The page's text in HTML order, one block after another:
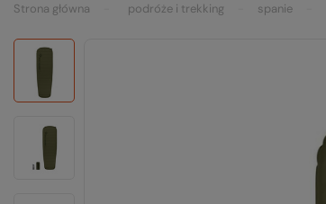
Strona główna podróże i trekking spanie